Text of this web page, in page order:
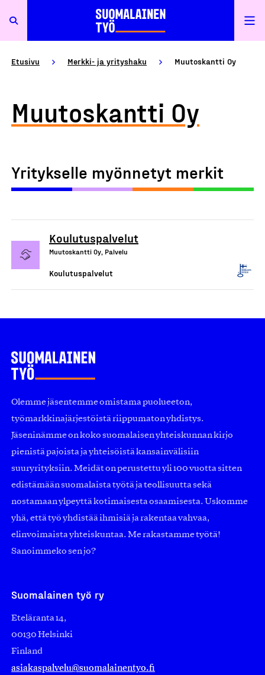
Etusivu Merkki- ja yrityshaku Muutoskantti Oy
Muutoskantti Oy
Yritykselle myönnetyt merkit
Koulutuspalvelut
Muutoskantti Oy, Palvelu
Koulutuspalvelut
Olemme jäsentemme omistama puolueeton,
työmarkkinajärjestöistä riippumaton yhdistys.
Jäseninämme on koko suomalaisen yhteiskunnan kirjo
pienistä pajoista ja yhteisöistä kansainvälisiin
suuryrityksiin. Meidät on perustettu yli 100 vuotta sitten
edistämään suomalaista työtä ja teollisuutta sekä
nostamaan ylpeyttä kotimaisesta osaamisesta. Uskomme
yhä, että työ yhdistää ihmisiä ja rakentaa vahvaa,
elinvoimaista yhteiskuntaa. Me rakastamme työtä!
Sanoimmeko sen jo?
Suomalainen työ ry
Eteläranta 14,
00130 Helsinki
Finland
asiakaspalvelu@suomalainentyo.fi